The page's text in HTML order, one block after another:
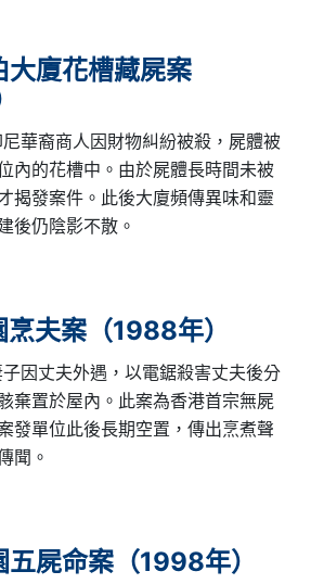
大廈花槽藏屍案
尼華裔商人因財物糾紛被殺，屍體被
內的花槽中。由於屍體長時間未被
揭發案件。此後大廈頻傳異味和靈
後仍陰影不散。
夫案（1988年）
子因丈夫外遇，以電鋸殺害丈夫後分
棄置於屋內。此案為香港首宗無屍
發單位此後長期空置，傳出烹煮聲
聞。
屍命案（1998年）